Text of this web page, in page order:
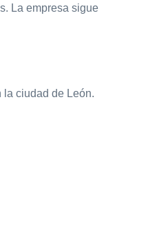
La empresa sigue
la ciudad de León.